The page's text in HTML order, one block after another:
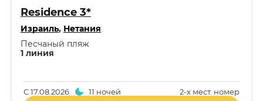
Residence 3*
Израиль, Нетания
1 линия
Песчаный пляж
2-x мест. номер
С17.08.2026 11 ночей